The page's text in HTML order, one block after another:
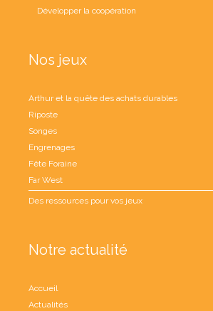
Développer la coopération
Nos jeux
Arthur et la quête des achats durables
Riposte
Songes
Engrenages
Fête Foraine
Far West
Des ressources pour vos jeux
Notre actualité
Accueil
Actualités